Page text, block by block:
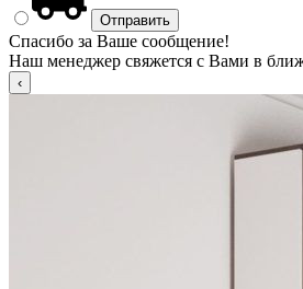
Спасибо за Ваше сообщение!
Наш менеджер свяжется с Вами в